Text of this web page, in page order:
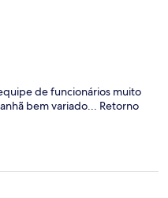
de funcionários muito
bem variado... Retorno